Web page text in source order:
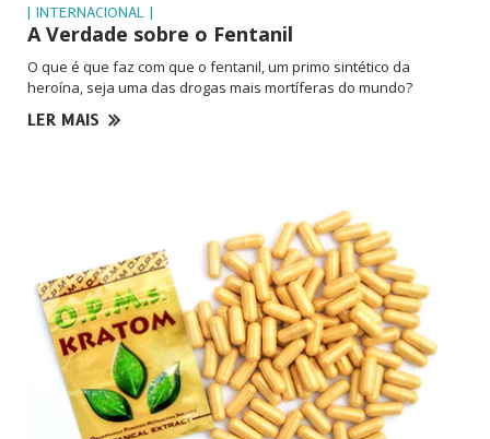
| INTERNACIONAL |
A Verdade sobre o Fentanil
O que é que faz com que o fentanil, um primo sintético da
heroína, seja uma das drogas mais mortíferas do mundo?
LER MAIS